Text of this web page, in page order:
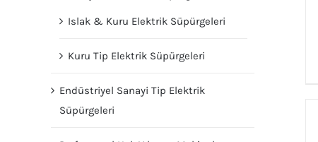
Islak & Kuru Elektrik Süpürgeleri
Kuru Tip Elektrik Süpürgeleri
Endüstriyel Sanayi Tip Elektrik
Süpürgeleri